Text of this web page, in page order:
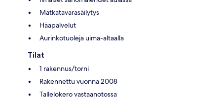
Matkatavarasäilytys
Hääpalvelut
Aurinkotuoleja uima-altaalla
Tilat
1 rakennus/torni
Rakennettu vuonna 2008
Tallelokero vastaanotossa